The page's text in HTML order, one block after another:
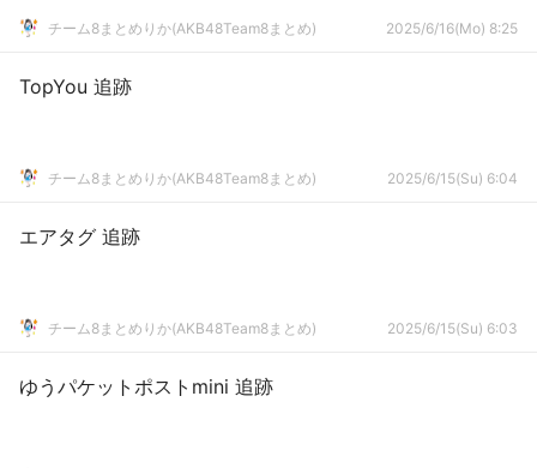
チーム8まとめりか(AKB48Team8まとめ) 2025/6/16(Mo) 8:25
TopYou 追跡
チーム8まとめりか(AKB48Team8まとめ) 2025/6/15(Su) 6:04
エアタグ 追跡
チーム8まとめりか(AKB48Team8まとめ) 2025/6/15(Su) 6:03
ゆうパケットポストmini 追跡